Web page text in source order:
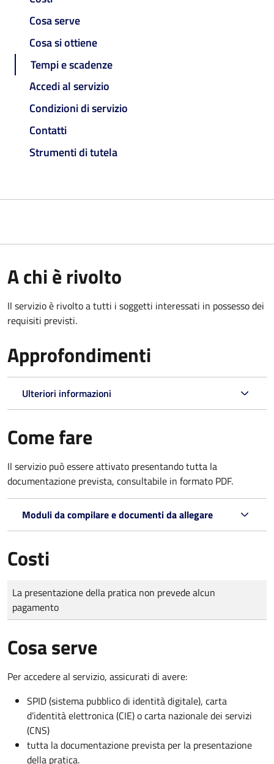
Cosa serve
Cosa si ottiene
Tempi e scadenze
Accedi al servizio
Condizioni di servizio
Contatti
Strumenti di tutela
A chi è rivolto
Il servizio è rivolto a tutti i soggetti interessati in possesso dei
requisiti previsti.
Approfondimenti
Ulteriori informazioni
Come fare
Il servizio può essere attivato presentando tutta la
documentazione prevista, consultabile in formato PDF.
Moduli da compilare e documenti da allegare
Costi
Tipo di pagamento
Importo
La presentazione della pratica non prevede alcun
pagamento
Cosa serve
Per accedere al servizio, assicurati di avere:
SPID (sistema pubblico di identità digitale), carta
d’identità elettronica (CIE) o carta nazionale dei servizi
(CNS)
tutta la documentazione prevista per la presentazione
della pratica.